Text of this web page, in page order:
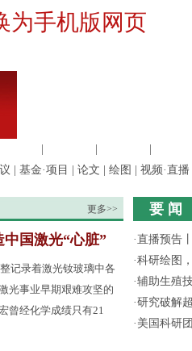
为手机版网页
基金·项目 论文 绘图 视频·直播
更多>>
国激光“心脏”
记录着激光钕玻璃中各
光事业早期艰难攻坚的
曾经化学成绩只有21
要 闻
·直播预告
·科研绘图
·辅助生殖
·研究破解
· 美国科研